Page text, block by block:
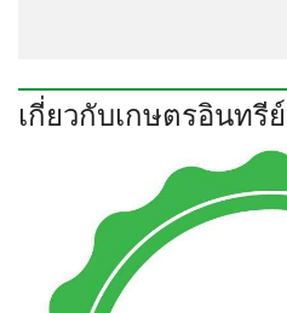
เกี่ยวกับเกษตรอินทรีย์